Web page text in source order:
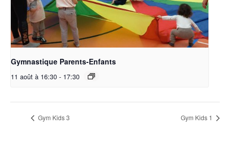
Gymnastique Parents-Enfants
11 août à 16:30 - 17:30
Gym Kids 3 Gym Kids 1